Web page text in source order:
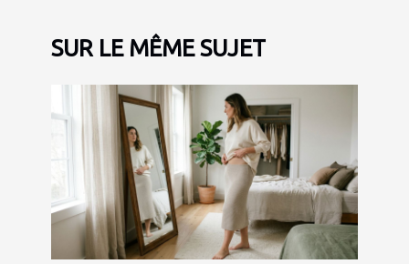
SUR LE MÊME SUJET